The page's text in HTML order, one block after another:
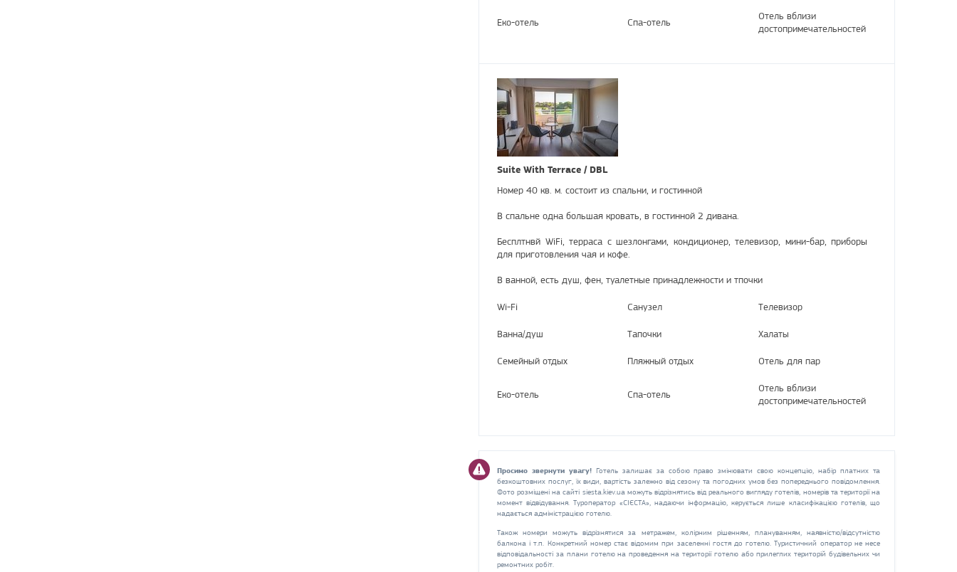
Еко-отель Спа-отель
Отель вблизи
достопримечательностей
Suite With Terrace / DBL
Номер 40 кв. м. состоит из спальни, и гостинной
В спальне одна большая кровать, в гостинной 2 дивана.
Бесплтнвй WiFi, терраса с шезлонгами, кондиционер, телевизор, мини-бар, приборы
для приготовления чая и кофе.
В ванной, есть душ, фен, туалетные принадлежности и тпочки
Wi-Fi Санузел Телевизор
Ванна/душ Тапочки Халаты
Семейный отдых Пляжный отдых Отель для пар
Еко-отель Спа-отель
Отель вблизи
достопримечательностей
Просимо звернути увагу!Готель залишає за собою право змінювати свою концепцію, набір платних та
безкоштовних послуг, їх види, вартість залежно від сезону та погодних умов без попереднього повідомлення.
Фото розміщені на сайті siesta.kiev.ua можуть відрізнятись від реального вигляду готелів, номерів та території на
момент відвідування. Туроператор «СІЄСТА», надаючи інформацію, керується лише класифікацією готелів, що
надається адміністрацією готелю.
Також номери можуть відрізнятися за метражем, колірним рішенням, плануванням, наявністю/відсутністю
балкона і т.п. Конкретний номер стає відомим при заселенні гостя до готелю. Туристичний оператор не несе
відповідальності за плани готелю на проведення на території готелю або прилеглих територій будівельних чи
ремонтних робіт.